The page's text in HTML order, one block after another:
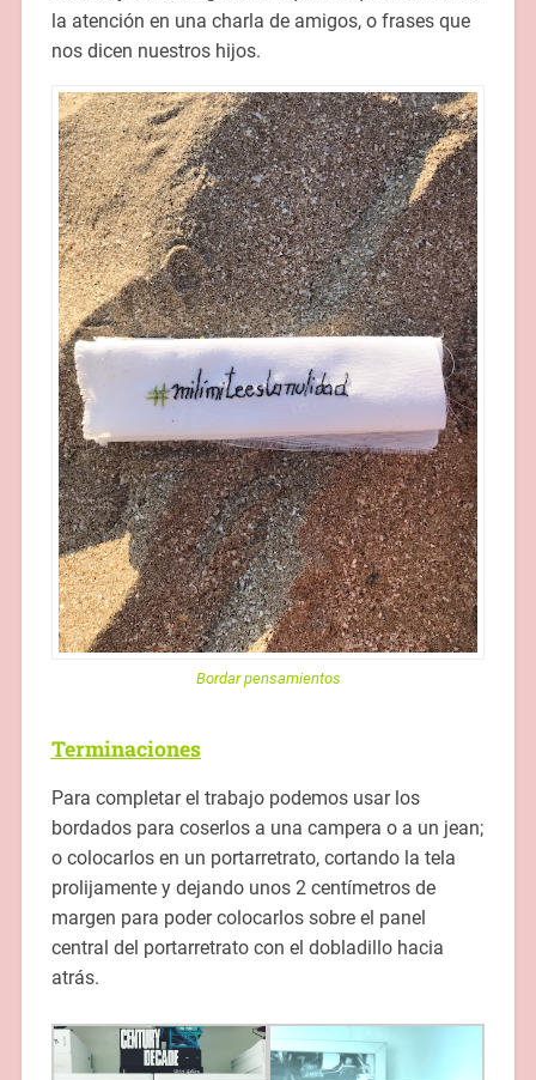
la atención en una charla de amigos, o frases que
nos dicen nuestros hijos.
Bordar pensamientos
Terminaciones
Para completar el trabajo podemos usar los
bordados para coserlos a una campera o a un jean;
o colocarlos en un portarretrato, cortando la tela
prolijamente y dejando unos 2 centímetros de
margen para poder colocarlos sobre el panel
central del portarretrato con el dobladillo hacia
atrás.